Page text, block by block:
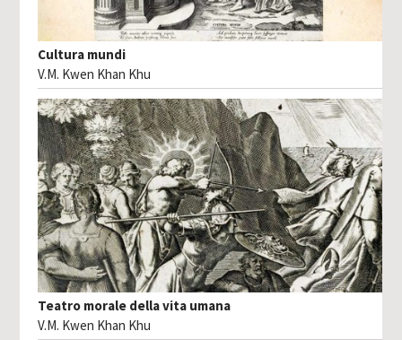
Cultura mundi
V.M. Kwen Khan Khu
Teatro morale della vita umana
V.M. Kwen Khan Khu